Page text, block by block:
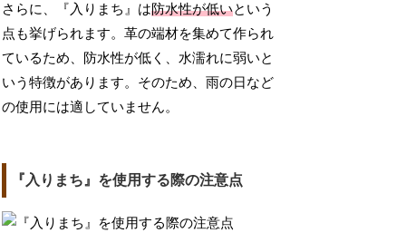
さらに、『入りまち』は防水性が低いという
点も挙げられます。革の端材を集めて作られ
ているため、防水性が低く、水濡れに弱いと
いう特徴があります。そのため、雨の日など
の使用には適していません。
『入りまち』を使用する際の注意点